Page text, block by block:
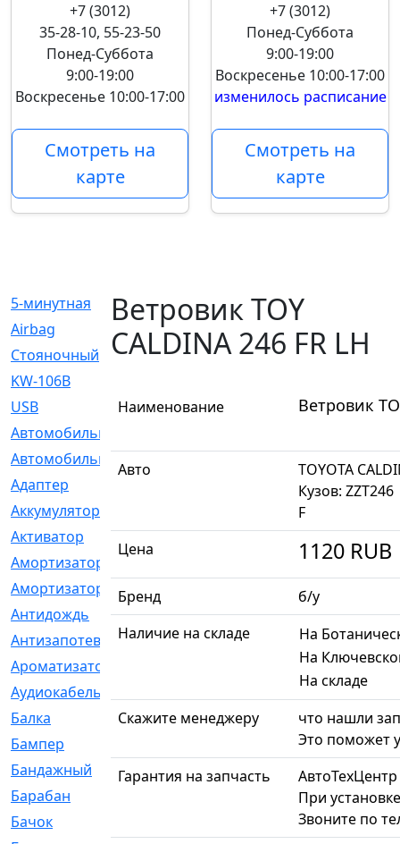
+7 (3012)
35-28-10, 55-23-50
Понед-Суббота
9:00-19:00
Воскресенье 10:00-17:00
Смотреть на
карте
+7 (3012)
Понед-Суббота
9:00-19:00
Воскресенье 10:00-17:00
изменилось расписание
Смотреть на
карте
5-минутная
[1]
Airbag
[18]
Cтояночный
[1]
KW-106B
USB
[6]
Автомобильное
Автомобильный
Адаптер
Аккумулятор
Активатор
[1]
Амортизатор
Амортизаторы
Антидождь
[1]
Антизапотеватель
[1]
Ароматизатор
Аудиокабель
Балка
[58]
Бампер
Бандажный
[6]
Барабан
Бачок
Ветровик TOY
CALDINA 246 FR LH
Наименование Ветровик
Авто
TOYOTA
Кузов: ZZT246
F
Цена
1120 RUB
Бренд
б/у
Наличие на складе
На
На
На складе
Скажите менеджеру
что нашли
Это поможет
Гарантия на запчасть
При
Звоните по